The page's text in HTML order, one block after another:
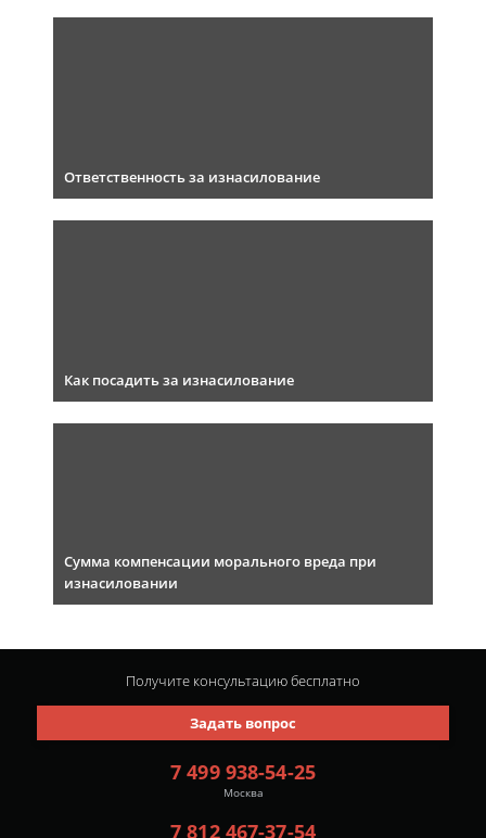
Ответственность за изнасилование
Как посадить за изнасилование
Сумма компенсации морального вреда при
изнасиловании
7 499 938-54-25
Москва
7 812 467-37-54
Задать вопрос
Получите консультациюбесплатно